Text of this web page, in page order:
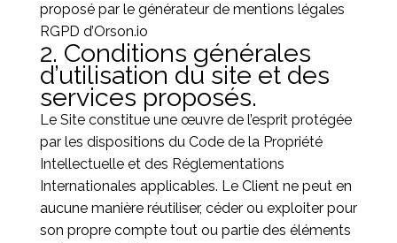
proposé par le générateur de mentions légales
RGPD d’Orson.io
2. Conditions générales
d’utilisation du site et des
services proposés.
Le Site constitue une œuvre de l’esprit protégée
par les dispositions du Code de la Propriété
Intellectuelle et des Réglementations
Internationales applicables. Le Client ne peut en
aucune manière réutiliser, céder ou exploiter pour
son propre compte tout ou partie des éléments